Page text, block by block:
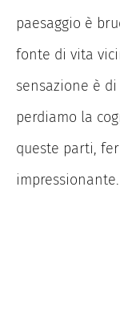
paesaggio è
fonte di vita
sensazione è
perdiamo la
queste parti,
impressionante.